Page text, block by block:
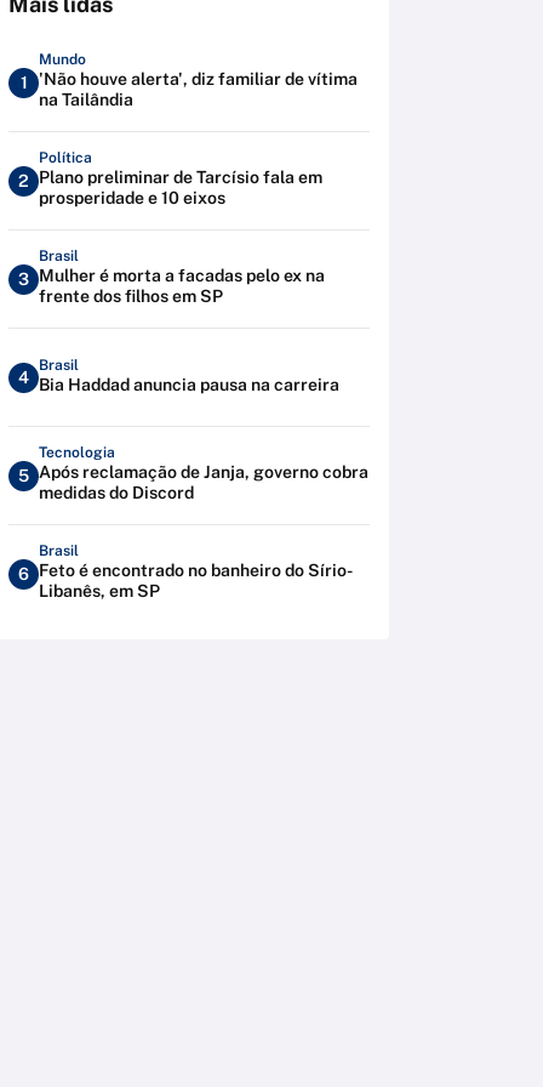
1
Mundo
'Não houve alerta', diz familiar de vítima
na Tailândia
2
Política
Plano preliminar de Tarcísio fala em
prosperidade e 10 eixos
3
Brasil
Mulher é morta a facadas pelo ex na
frente dos filhos em SP
4
Brasil
Bia Haddad anuncia pausa na carreira
5
Tecnologia
Após reclamação de Janja, governo cobra
medidas do Discord
6
Brasil
Feto é encontrado no banheiro do Sírio-
Libanês, em SP